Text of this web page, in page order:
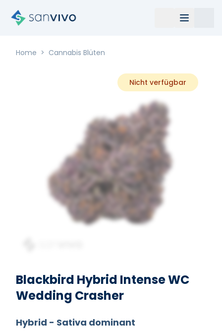
Home > Cannabis Blüten
Nicht verfügbar
Blackbird Hybrid Intense WC
Wedding Crasher
Hybrid - Sativa dominant